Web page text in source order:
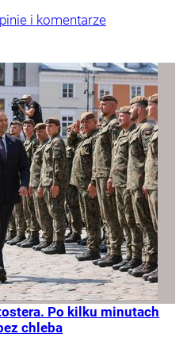
i komentarze
Po kilku minutach
chleba